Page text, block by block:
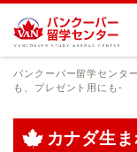
バンクーバー留学センター
も、プレゼント用にも-
カナダ生